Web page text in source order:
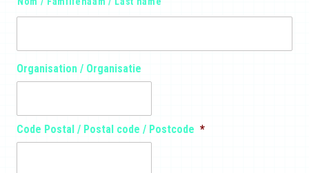
N
a
a
Organisation / Organisatie
Code Postal / Postal code / Postcode *